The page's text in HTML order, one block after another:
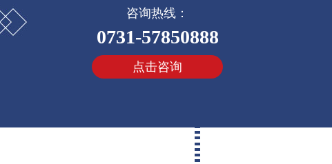
咨询热线：
0731-57850888
点击咨询